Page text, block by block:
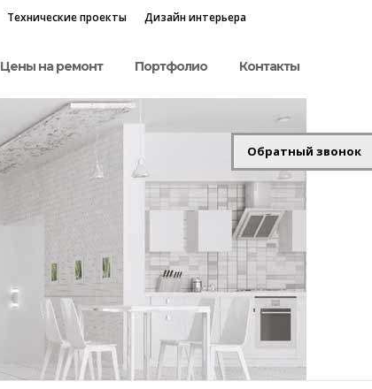
Технические проекты Дизайн интерьера
Цены на ремонт Портфолио Контакты
Обратный звонок